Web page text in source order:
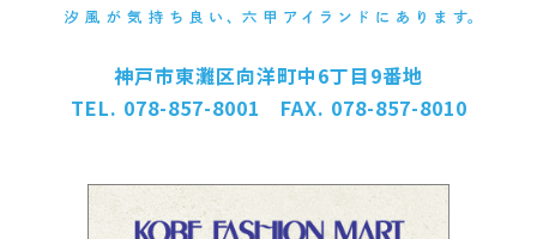
神戸市東灘区向洋町中6丁目9番地
TEL. 078-857-8001 FAX. 078-857-8010